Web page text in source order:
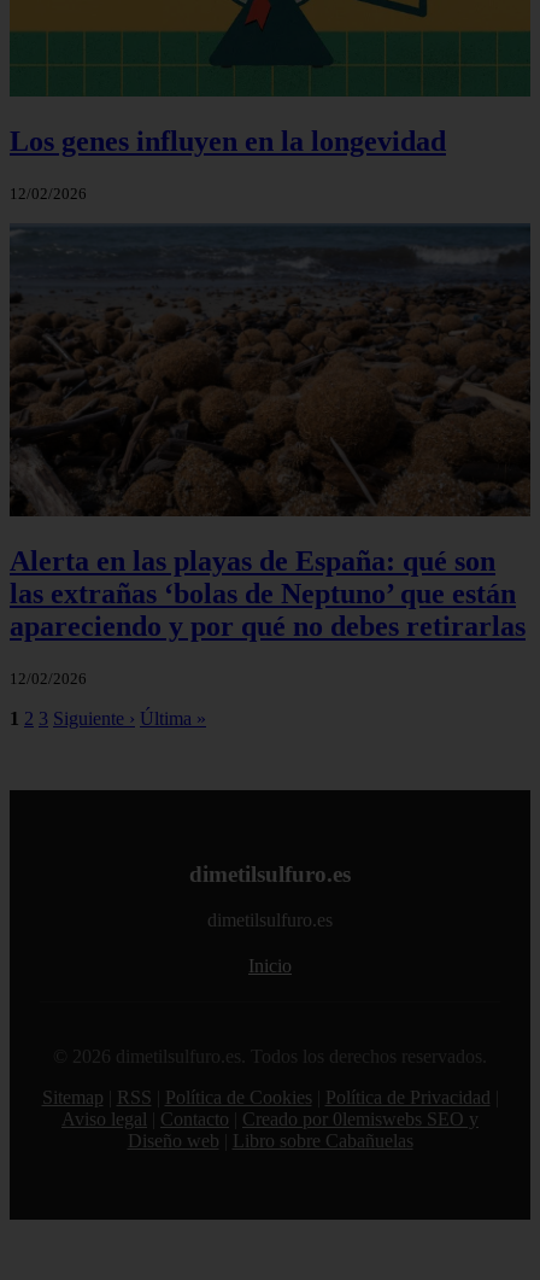
Los genes influyen en la longevidad
12/02/2026
Alerta en las playas de España: qué son
las extrañas ‘bolas de Neptuno’ que están
apareciendo y por qué no debes retirarlas
12/02/2026
1 2 3 Siguiente › Última »
dimetilsulfuro.es
dimetilsulfuro.es
Inicio
© 2026 dimetilsulfuro.es. Todos los derechos reservados.
Sitemap
RSS Política de Cookies Política de Privacidad
Aviso legal
Contacto
Creado por 0lemiswebs SEO y
Diseño web
Libro sobre Cabañuelas